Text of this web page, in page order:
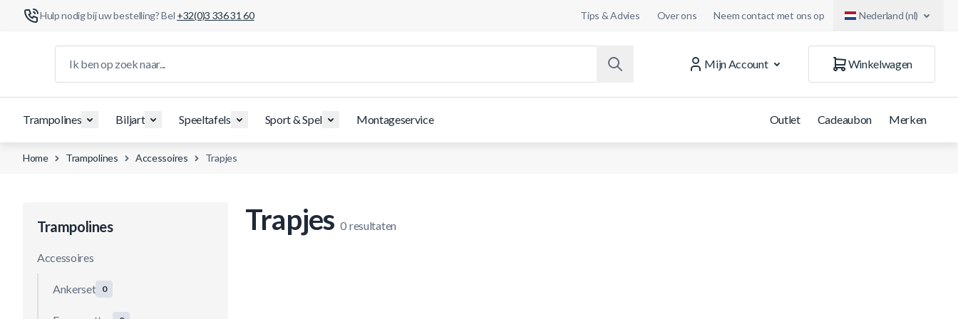
Hulp nodig bij uw bestelling? Bel +32(0)3 336 31 60 Tips & Advies Over ons Neem contact met ons op Nederland (nl)
Mijn Account
Winkelwagen
Trampolines Biljart Speeltafels Sport & Spel Montageservice Outlet Cadeaubon Merken
Home Trampolines Accessoires Trapjes
Trampolines
Accessoires
Ankerset 0
Trapjes 0 resultaten